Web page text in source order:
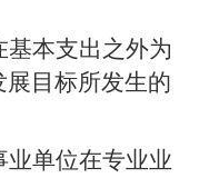
基本支出之外为
目标所发生的
业单位在专业业